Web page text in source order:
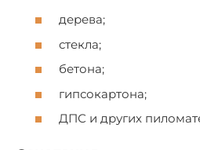
дерева;
стекла;
бетона;
гипсокартона;
ДПС и других